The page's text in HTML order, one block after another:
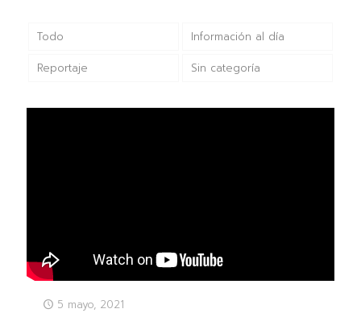
Todo Información al día
Reportaje Sin categoría
5 mayo, 2021